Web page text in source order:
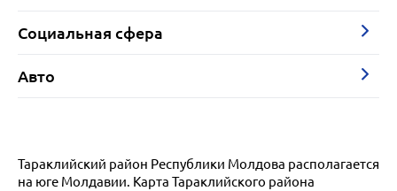
Социальная сфера
Авто
Тараклийский район Республики Молдова располагается
на юге Молдавии. Карта Тараклийского района